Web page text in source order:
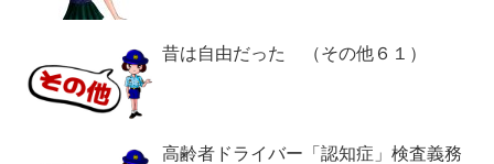
昔は自由だった （その他６１）
高齢者ドライバー「認知症」検査義務